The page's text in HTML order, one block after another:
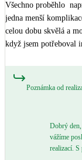
Všechno proběhlo
jedna menší
celou dobu skvělá a
když jsem potřeboval
Poznámka od
Dobrý
vážíme
realizací. S